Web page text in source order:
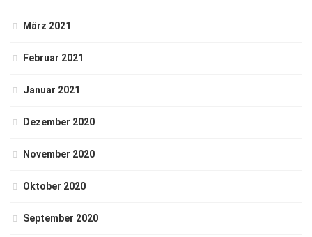
März 2021
Februar 2021
Januar 2021
Dezember 2020
November 2020
Oktober 2020
September 2020